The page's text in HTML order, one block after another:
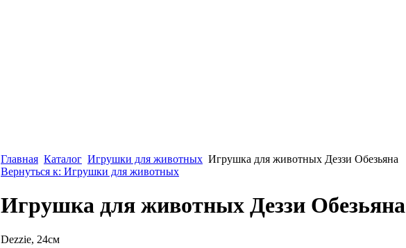
Главная Каталог Игрушки для животных Игрушка для животных Деззи Обезьяна
Вернуться к: Игрушки для животных
Игрушка для животных Деззи Обезьяна
Dezzie, 24см